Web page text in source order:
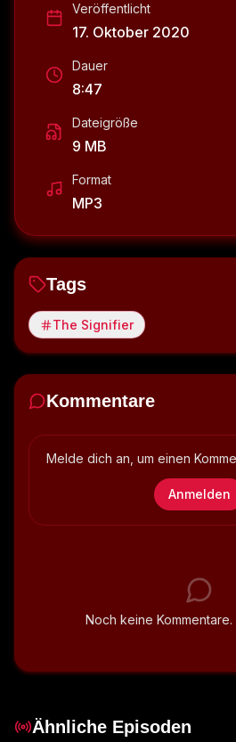
Veröffentlicht
17. Oktober 2020
Dauer
8:47
Dateigröße
9 MB
Format
MP3
Tags
The Signifier
Kommentare
Melde dich an, um einen
Anmelden
Noch keine Kommentare.
Ähnliche Episoden